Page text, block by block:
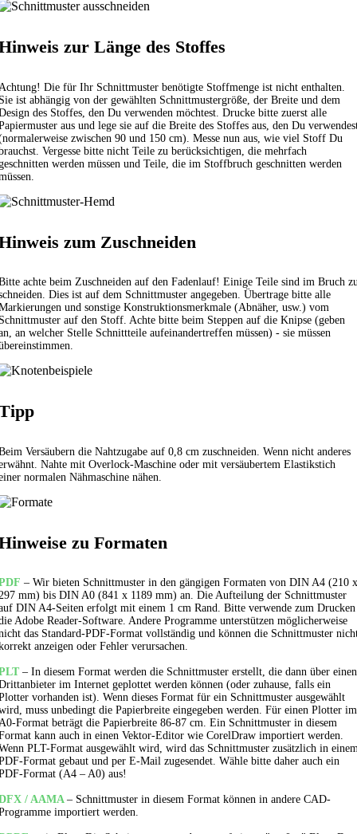
zur Länge des Stoffes
Die für Ihr Schnittmuster benötigte Stoffmenge ist nicht enthalten.
ist abhängig von der gewählten Schnittmustergröße, der Breite und dem
des Stoffes, den Du verwenden möchtest. Drucke bitte zuerst alle
aus und lege sie auf die Breite des Stoffes aus, den Du
zwischen 90 und 150 cm). Messe nun aus, wie viel Stoff Du
Vergesse bitte nicht Teile zu berücksichtigen, die mehrfach
werden müssen und Teile, die im Stoffbruch geschnitten werden
zum Zuschneiden
achte beim Zuschneiden auf den Fadenlauf! Einige Teile sind im Bruch
Dies ist auf dem Schnittmuster angegeben. Übertrage bitte alle
und sonstige Konstruktionsmerkmale (Abnäher, usw.) vom
auf den Stoff. Achte bitte beim Steppen auf die Knipse (geben
an welcher Stelle Schnittteile aufeinandertreffen müssen) - sie müssen
Versäubern die Nahtzugabe auf 0,8 cm zuschneiden. Wenn nicht anderes
Nahte mit Overlock-Maschine oder mit versäubertem Elastikstich
normalen Nähmaschine nähen.
zu Formaten
– Wir bieten Schnittmuster in den gängigen Formaten von DIN A4 (210 x
mm) bis DIN A0 (841 x 1189 mm) an. Die Aufteilung der Schnittmuster
DIN A4-Seiten erfolgt mit einem 1 cm Rand. Bitte verwende zum Drucken
Adobe Reader-Software. Andere Programme unterstützen möglicherweise
das Standard-PDF-Format vollständig und können die Schnittmuster
anzeigen oder Fehler verursachen.
– In diesem Format werden die Schnittmuster erstellt, die dann über einen
im Internet geplottet werden können (oder zuhause, falls ein
vorhanden ist). Wenn dieses Format für ein Schnittmuster ausgewählt
muss unbedingt die Papierbreite eingegeben werden. Für einen Plotter im
Format beträgt die Papierbreite 86-87 cm. Ein Schnittmuster in diesem
kann auch in einen Vektor-Editor wie CorelDraw importiert werden.
PLT-Format ausgewählt wird, wird das Schnittmuster zusätzlich in
Format gebaut und per E-Mail zugesendet. Wähle bitte daher auch ein
Format (A4 – A0) aus!
/ AAMA – Schnittmuster in diesem Format können in andere CAD-
importiert werden.